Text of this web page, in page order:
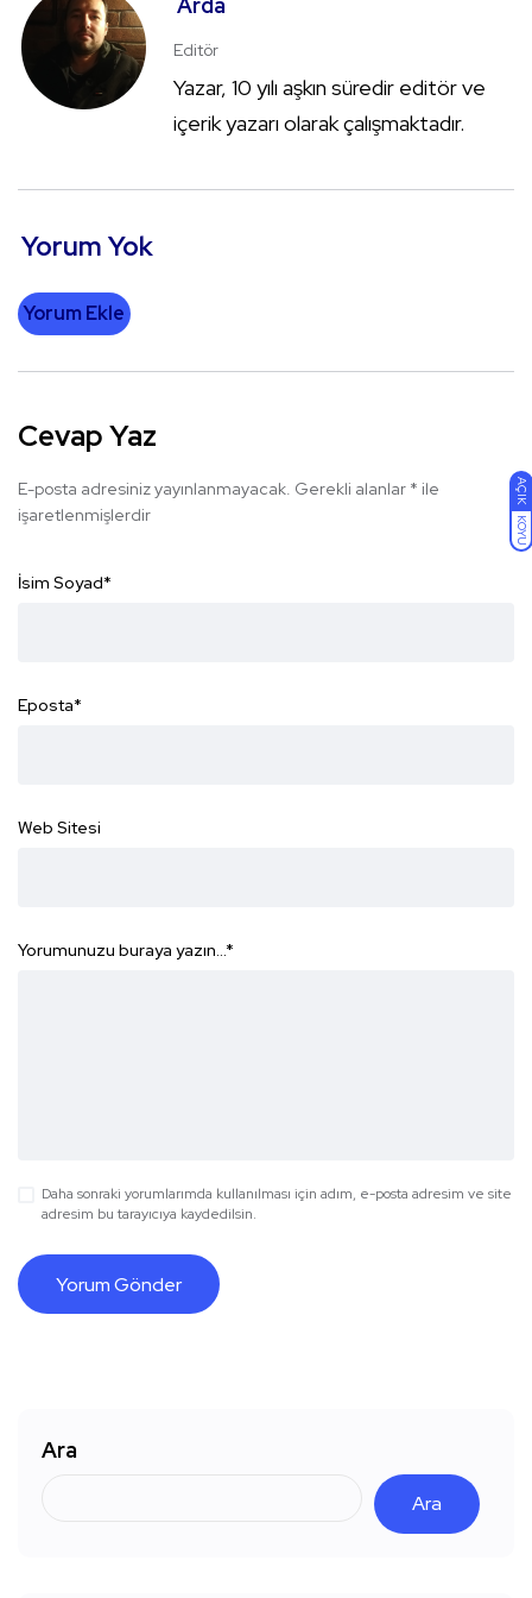
AÇIK
KOYU
Arda
Editör
Yazar, 10 yılı aşkın süredir editör ve
içerik yazarı olarak çalışmaktadır.
Yorum Yok
Yorum Ekle
Cevap Yaz
E-posta adresiniz yayınlanmayacak. Gerekli alanlar * ile
işaretlenmişlerdir
İsim Soyad*
Eposta*
Web Sitesi
Yorumunuzu buraya yazın...*
Daha sonraki yorumlarımda kullanılması için adım, e-posta adresim ve site
adresim bu tarayıcıya kaydedilsin.
Ara
Ara